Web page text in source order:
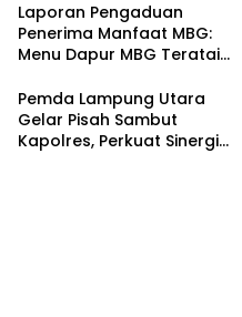
Laporan Pengaduan
Penerima Manfaat MBG:
Menu Dapur MBG Teratai
Masyarakat Minta Satgas
Lakukan Investigasi
Pemda Lampung Utara
Gelar Pisah Sambut
Kapolres, Perkuat Sinergi